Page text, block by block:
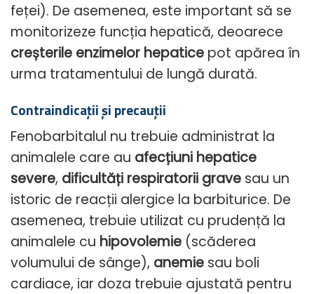
feței). De asemenea, este important să se
monitorizeze funcția hepatică, deoarece
creșterile enzimelor hepatice pot apărea în
urma tratamentului de lungă durată.
Contraindicații și precauții
Fenobarbitalul nu trebuie administrat la
animalele care au afecțiuni hepatice
severe, dificultăți respiratorii grave sau un
istoric de reacții alergice la barbiturice. De
asemenea, trebuie utilizat cu prudență la
animalele cu hipovolemie (scăderea
volumului de sânge), anemie sau boli
cardiace, iar doza trebuie ajustată pentru